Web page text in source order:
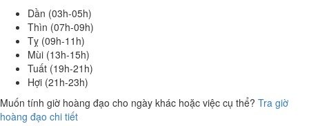
Dần (03h-05h)
Thìn (07h-09h)
Tỵ (09h-11h)
Mùi (13h-15h)
Tuất (19h-21h)
Hợi (21h-23h)
Muốn tính giờ hoàng đạo cho ngày khác hoặc việc cụ thể? Tra giờ
hoàng đạo chi tiết